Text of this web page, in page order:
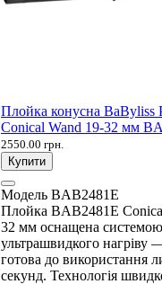
Плойка конусна BaByliss
Conical Wand 19-32 мм
2550.00 грн.
Купити
Модель BAB2481E
Плойка BAB2481E
32 мм оснащена системою
ультрашвидкого нагріву
готова до використання
секунд. Технологія